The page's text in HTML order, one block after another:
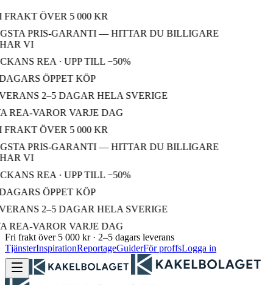
ÖVER 5 000 KR
PRIS-GARANTI — HITTAR DU BILLIGARE
VI
REA · UPP TILL −50%
ÖPPET KÖP
2–5 DAGAR HELA SVERIGE
REA-VAROR VARJE DAG
ÖVER 5 000 KR
PRIS-GARANTI — HITTAR DU BILLIGARE
VI
REA · UPP TILL −50%
ÖPPET KÖP
2–5 DAGAR HELA SVERIGE
REA-VAROR VARJE DAG
Fri frakt över 5 000 kr · 2–5 dagars leverans
TjänsterInspirationReportageGuiderFör proffsLogga in